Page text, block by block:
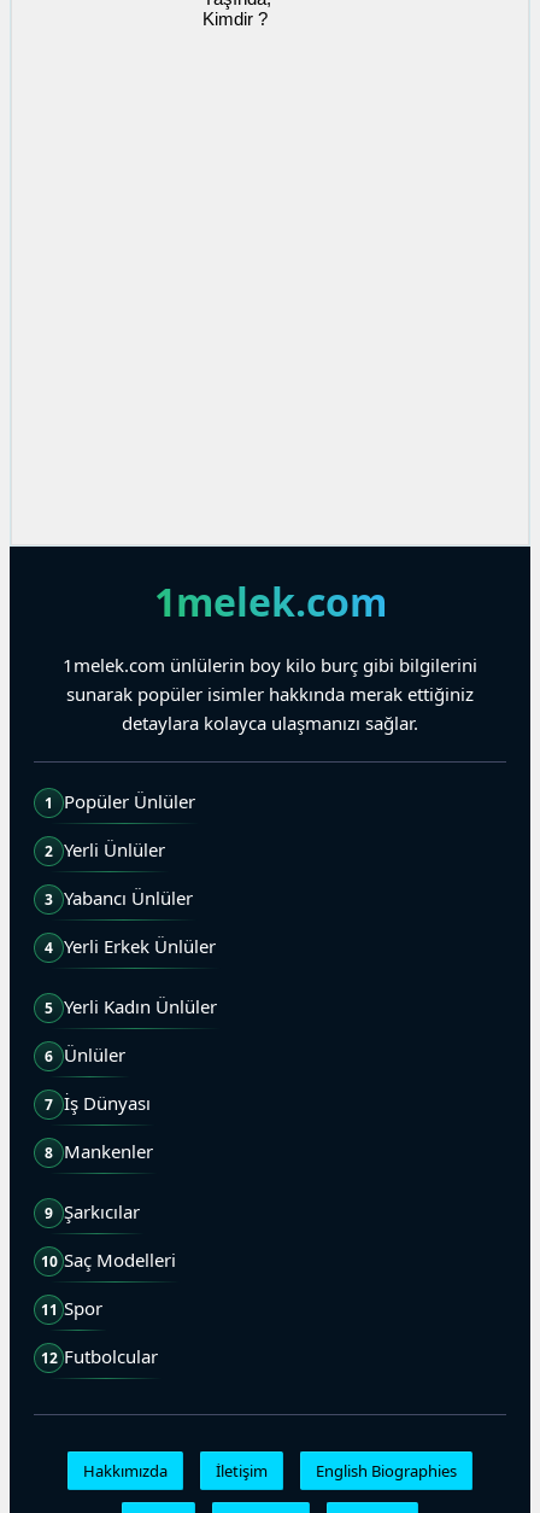
1melek.com
1melek.com ünlülerin boy kilo burç gibi bilgilerini
sunarak popüler isimler hakkında merak ettiğiniz
detaylara kolayca ulaşmanızı sağlar.
1 Popüler Ünlüler
2 Yerli Ünlüler
3 Yabancı Ünlüler
4 Yerli Erkek Ünlüler
5 Yerli Kadın Ünlüler
6 Ünlüler
7 İş Dünyası
8 Mankenler
9 Şarkıcılar
10 Saç Modelleri
11 Spor
12 Futbolcular
Hakkımızda İletişim English Biographies